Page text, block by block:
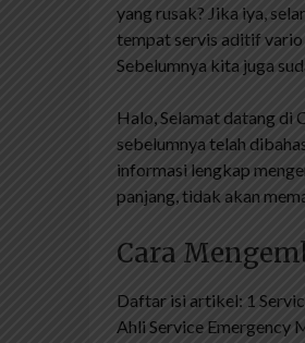
yang rusak? Jika iya,
tempat servis aditif vario
Sebelumnya kita juga
Halo, Selamat datang di
sebelumnya telah
informasi lengkap
panjang, tidak akan
Cara
Daftar isi artikel: 1
Ahli Service Emergency